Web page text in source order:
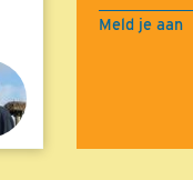
Meld je aan